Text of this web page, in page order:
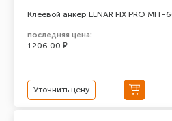
Клеевой анкер ELNAR FIX PRO
последняя цена:
1206.00 ₽
Уточнить цену